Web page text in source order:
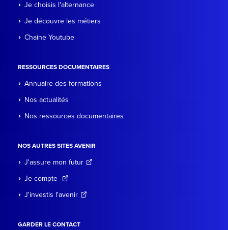
Je choisis l'alternance
Je découvre les métiers
Chaine Youtube
RESSOURCES DOCUMENTAIRES
Annuaire des formations
Nos actualités
Nos ressources documentaires
NOS AUTRES SITES AVENIR
J'assure mon futur
Je compte
J'investis l'avenir
GARDER LE CONTACT